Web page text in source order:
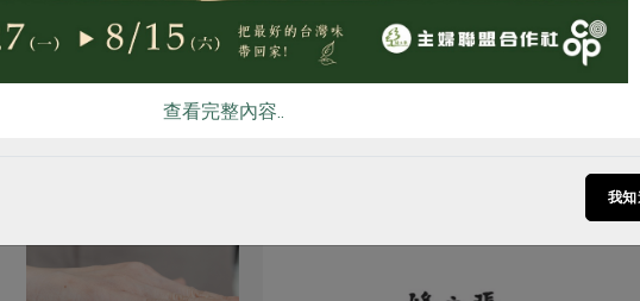
衷心感謝邵老師十年來到木柵站書寫春聯， 與社員結下善緣，並送出站所
地，也以濃濃的人情溫暖了每一位社員的心。
2020鼠年及2025蛇年邵永祜老師精心設計的春聯書法樣式。（攝影／于有
查看完整內容..
我知